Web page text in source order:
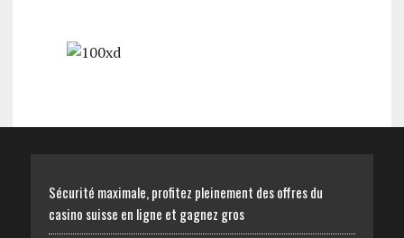
Sécurité maximale, profitez pleinement des offres du
casino suisse en ligne et gagnez gros